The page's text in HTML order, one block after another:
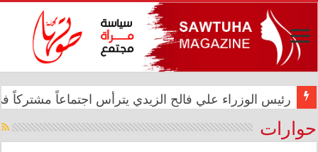
رئيس الوزراء علي فالح الزيدي يترأس اجتماعاً مشتركاً في
في الذكرى الثانية عشرة للإبادة الجماعية.. الأمم
حوارات